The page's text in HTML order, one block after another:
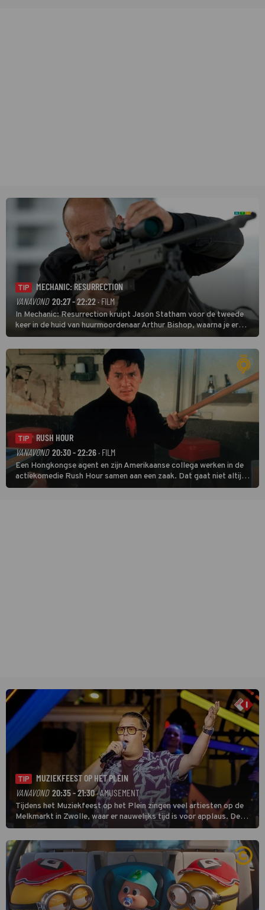
TIP
MECHANIC: RESURRECTION
VANAVOND 20:27 - 22:22· FILM
In Mechanic: Resurrection kruipt Jason Statham voor de tweede
keer in de huid van huurmoordenaar Arthur Bishop, waarna je er
donder op kunt zeggen dat er van Bishops geplande pensioen niet
veel terechtkomt.
TIP
RUSH HOUR
VANAVOND 20:30 - 22:26 · FILM
Een Hongkongse agent en zijn Amerikaanse collega werken in de
actiekomedie Rush Hour samen aan een zaak. Dat gaat niet altijd
van een leien dakje.
TIP
MUZIEKFEEST OP HET PLEIN
VANAVOND 20:35 - 21:30· AMUSEMENT
Tijdens het Muziekfeest op het Plein zingen veel artiesten op de
Melkmarkt in Zwolle, waar er nauwelijks tijd is voor applaus. De
grootste namen zijn André Hazes, Jannes, René Froger en
natuurlijk Rutger van Barneveld met zijn hit Zwoele Zomernachten.